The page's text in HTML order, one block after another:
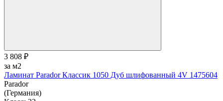
3 808 ₽
за м2
Ламинат Parador Классик 1050 Дуб шлифованный 4V 1475604
Parador
(Германия)